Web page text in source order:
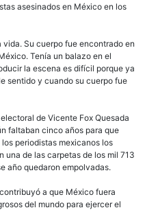
asesinados en México en los
Su cuerpo fue encontrado en
Tenía un balazo en el
la escena es difícil porque ya
sentido y cuando su cuerpo fue
de Vicente Fox Quesada
faltaban cinco años para que
periodistas mexicanos los
una de las carpetas de los mil 713
año quedaron empolvadas.
a que México fuera
del mundo para ejercer el